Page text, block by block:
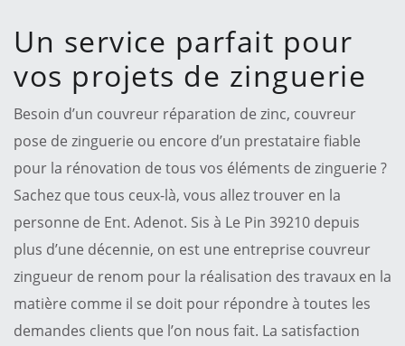
Un service parfait pour
vos projets de zinguerie
Besoin d’un couvreur réparation de zinc, couvreur
pose de zinguerie ou encore d’un prestataire fiable
pour la rénovation de tous vos éléments de zinguerie ?
Sachez que tous ceux-là, vous allez trouver en la
personne de Ent. Adenot. Sis à Le Pin 39210 depuis
plus d’une décennie, on est une entreprise couvreur
zingueur de renom pour la réalisation des travaux en la
matière comme il se doit pour répondre à toutes les
demandes clients que l’on nous fait. La satisfaction